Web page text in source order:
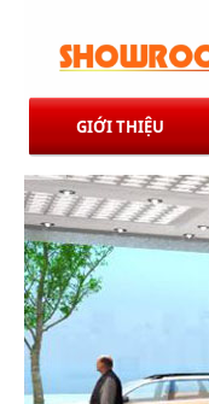
GIỚI THIỆU